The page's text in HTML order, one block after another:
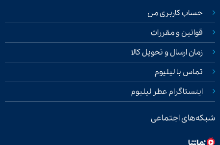
حساب کاربری من
قوانین و مقررات
زمان ارسال و تحویل کالا
تماس با لیلیوم
اینستاگرام عطر لیلیوم
شبکه‌های اجتماعی